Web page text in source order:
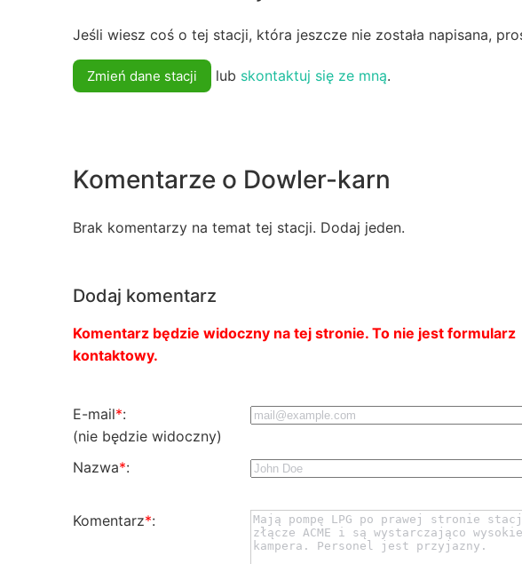
Jeśli wiesz coś o tej stacji, która jeszcze nie została napisana,
Zmień dane stacji lub skontaktuj się ze mną.
Komentarze o Dowler-karn
Brak komentarzy na temat tej stacji. Dodaj jeden.
Dodaj komentarz
Komentarz będzie widoczny na tej stronie. To nie jest formularz
kontaktowy.
E-mail*:
(nie będzie widoczny)
Nazwa*:
Komentarz*: